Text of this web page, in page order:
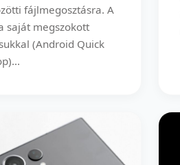
fájlmegosztásra. A
saját megszokott
(Android Quick